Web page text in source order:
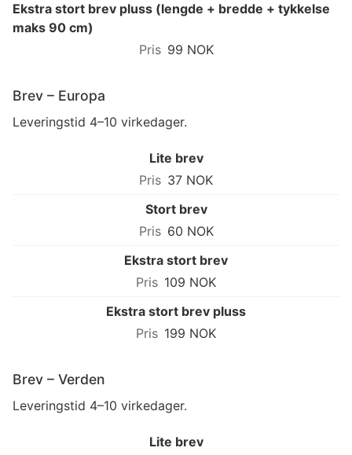
Ekstra stort brev pluss (lengde + bredde + tykkelse
maks 90 cm)
99 NOK
Brev – Europa
Leveringstid 4–10 virkedager.
Lite brev
37 NOK
Stort brev
60 NOK
Ekstra stort brev
109 NOK
Ekstra stort brev pluss
199 NOK
Brev – Verden
Leveringstid 4–10 virkedager.
Lite brev